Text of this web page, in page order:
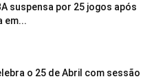
suspensa por 25 jogos após
em...
o 25 de Abril com sessão